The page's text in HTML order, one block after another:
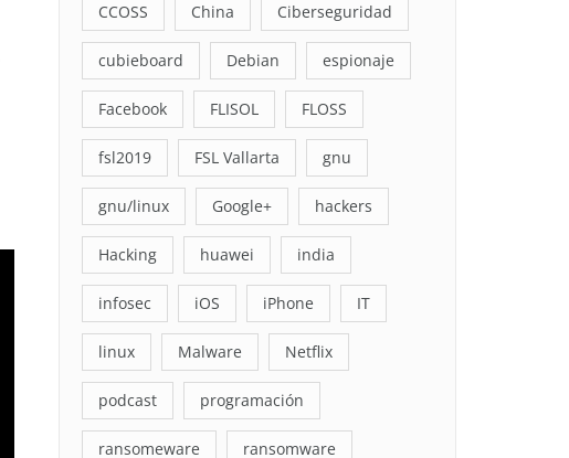
CCOSS China Ciberseguridad
cubieboard Debian espionaje
Facebook FLISOL FLOSS
fsl2019 FSL Vallarta gnu
gnu/linux Google+ hackers
Hacking huawei india
infosec iOS iPhone IT
linux Malware Netflix
podcast programación
ransomeware ransomware